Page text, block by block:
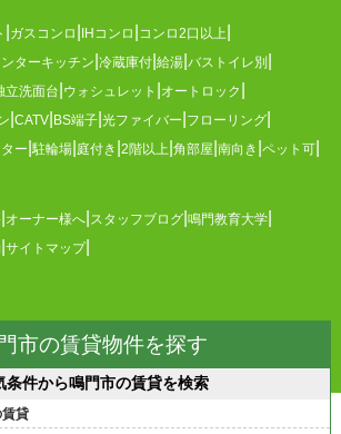
ガスコンロ IHコンロ コンロ2口以上
ターキッチン 冷蔵庫付 給湯 バストイレ別
立洗面台 ウォシュレット オートロック
CATV BS端子 光ファイバー フローリング
ー 駐輪場 庭付き 2階以上 角部屋 南向き ペット可
オーナー様へ スタッフブログ 鳴門教育大学
サイトマップ
市の賃貸物件を探す
条件から鳴門市の賃貸を検索
貸